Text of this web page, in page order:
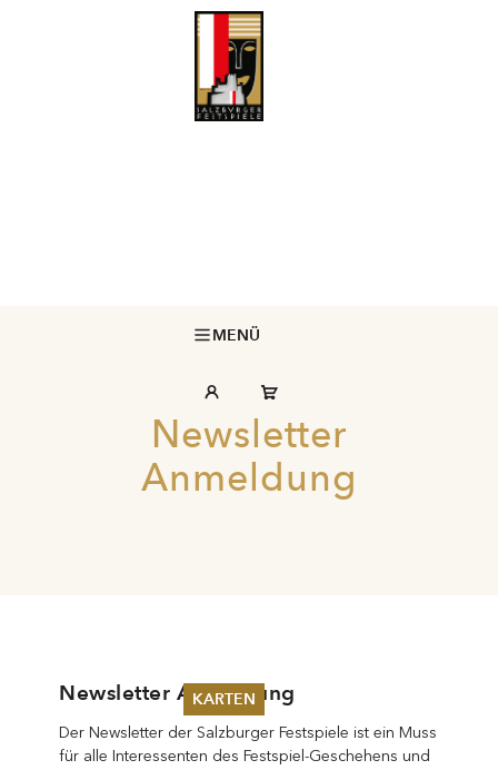
MENÜ
KARTEN
Sommer 2026
Newsletter
Anmeldung
Newsletter Anmeldung
Der Newsletter der Salzburger Festspiele ist ein Muss
für alle Interessenten des Festspiel-Geschehens und